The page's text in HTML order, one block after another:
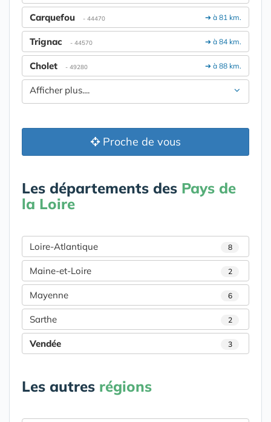
➔ à 81 km.
Carquefou - 44470
➔ à 84 km.
Trignac - 44570
➔ à 88 km.
Cholet - 49280
Afficher plus....
Proche de vous
Les départements des Pays de
la Loire
Loire-Atlantique 8
Maine-et-Loire 2
Mayenne 6
Sarthe 2
Vendée 3
Les autres régions